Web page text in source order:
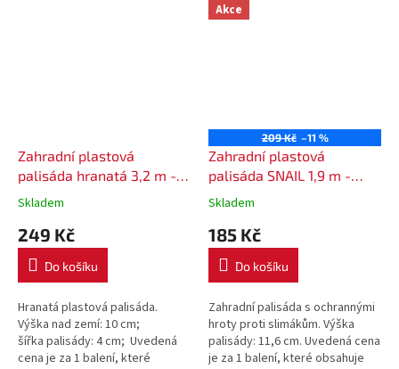
Zahradní plastová
palisáda hranatá 3,2 m -
barva terakota
Skladem
249 Kč
Do košíku
Hranatá plastová palisáda.
Výška nad zemí: 10 cm;
šířka palisády: 4 cm; Uvedená
cena je za 1 balení, které
Akce
209 Kč –11 %
Zahradní plastová
palisáda SNAIL 1,9 m -
barva šedá (405U)
Skladem
185 Kč
Do košíku
Zahradní palisáda s ochrannými
hroty proti slimákům. Výška
palisády: 11,6 cm. Uvedená cena
je za 1 balení, které obsahuje